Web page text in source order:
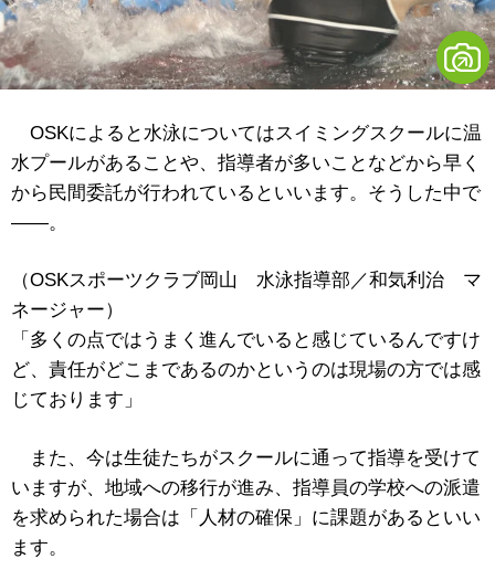
OSKによると水泳についてはスイミングスクールに温
水プールがあることや、指導者が多いことなどから早く
から民間委託が行われているといいます。そうした中で
――。
（OSKスポーツクラブ岡山 水泳指導部／和気利治 マ
ネージャー）
「多くの点ではうまく進んでいると感じているんですけ
ど、責任がどこまであるのかというのは現場の方では感
じております」
また、今は生徒たちがスクールに通って指導を受けて
いますが、地域への移行が進み、指導員の学校への派遣
を求められた場合は「人材の確保」に課題があるといい
ます。